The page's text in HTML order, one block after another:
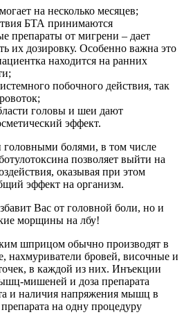
на несколько месяцев;
БТА принимаются
препараты от мигрени – дает
их дозировку. Особенно важна это
находится на ранних
побочного действия, так
головы и шеи дают
эффект.
головными болями, в том числе
позволяет выйти на
оказывая при этом
эффект на организм.
Вас от головной боли, но и
морщины на лбу!
шприцом обычно производят в
бровей, височные и
в каждой из них. Инъекции
мишеней и доза препарата
и наличия напряжения мышц в
на одну процедуру